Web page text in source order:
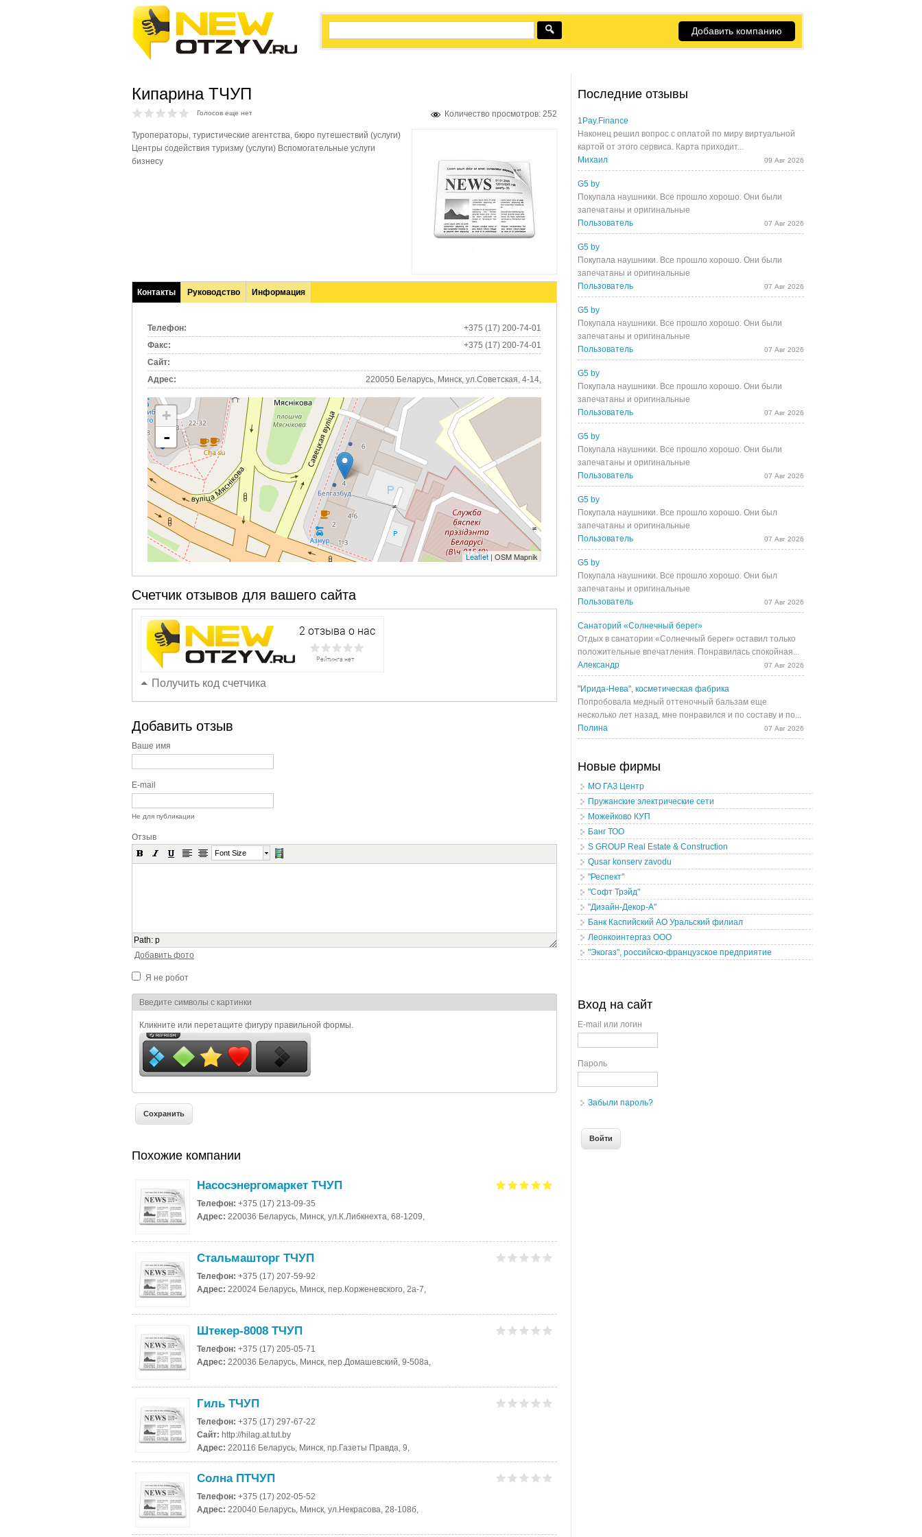
Добавить компанию
Кипарина ТЧУП
Количество просмотров: 252
Голосов еще нет
Туроператоры, туристические агентства, бюро путешествий (услуги)
Центры содействия туризму (услуги) Вспомогательные услуги
бизнесу
Контакты
(активная
Руководство Информация
Телефон:
+375 (17) 200-74-01
Факс:
+375 (17) 200-74-01
Сайт:
Адрес:
220050 Беларусь, Минск, ул.Советская, 4-14,
+
-
Leaflet | OSM Mapnik
Счетчик отзывов для вашего сайта
Получить код счетчика
Добавить отзыв
Ваше имя
E-mail
Не для публикации
Отзыв
Font Size
Path: p
Добавить фото
Я не робот
Я спамер
Введите символы с картинки
Кликните или перетащите фигуру правильной формы.
Похожие компании
Насосэнергомаркет ТЧУП
Телефон: +375 (17) 213-09-35
Адрес: 220036 Беларусь, Минск, ул.К.Либкнехта, 68-1209,
Стальмашторг ТЧУП
Телефон: +375 (17) 207-59-92
Адрес: 220024 Беларусь, Минск, пер.Корженевского, 2а-7,
Штекер-8008 ТЧУП
Телефон: +375 (17) 205-05-71
Адрес: 220036 Беларусь, Минск, пер.Домашевский, 9-508а,
Гиль ТЧУП
Телефон: +375 (17) 297-67-22
Сайт: http://hilag.at.tut.by
Адрес: 220116 Беларусь, Минск, пр.Газеты Правда, 9,
Солна ПТЧУП
Телефон: +375 (17) 202-05-52
Адрес: 220040 Беларусь, Минск, ул.Некрасова, 28-108б,
Последние отзывы
1Pay.Finance
Наконец решил вопрос с оплатой по миру виртуальной
картой от этого сервиса. Карта приходит...
Михаил
09 Авг 2026
G5 by
Покупала наушники. Все прошло хорошо. Они были
запечатаны и оригинальные
Пользователь
07 Авг 2026
G5 by
Покупала наушники. Все прошло хорошо. Они были
запечатаны и оригинальные
Пользователь
07 Авг 2026
G5 by
Покупала наушники. Все прошло хорошо. Они были
запечатаны и оригинальные
Пользователь
07 Авг 2026
G5 by
Покупала наушники. Все прошло хорошо. Они были
запечатаны и оригинальные
Пользователь
07 Авг 2026
G5 by
Покупала наушники. Все прошло хорошо. Они были
запечатаны и оригинальные
Пользователь
07 Авг 2026
G5 by
Покупала наушники. Все прошло хорошо. Они был
запечатаны и оригинальные
Пользователь
07 Авг 2026
G5 by
Покупала наушники. Все прошло хорошо. Они был
запечатаны и оригинальные
Пользователь
07 Авг 2026
Санаторий «Солнечный берег»
Отдых в санатории «Солнечный берег» оставил только
положительные впечатления. Понравилась спокойная...
Александр
07 Авг 2026
"Ирида-Нева", косметическая фабрика
Попробовала медный оттеночный бальзам еще
несколько лет назад, мне понравился и по составу и по...
Полина
07 Авг 2026
Новые фирмы
МО ГАЗ Центр
Пружанские электрические сети
Можейково КУП
Банг ТОО
S GROUP Real Estate & Construction
Qusar konserv zavodu
"Респект"
"Софт Трэйд"
"Дизайн-Декор-А"
Банк Каспийский АО Уральский филиал
Леонкоинтергаз ООО
"Экогаз", российско-французское предприятие
Вход на сайт
E-mail или логин
Пароль
Забыли пароль?